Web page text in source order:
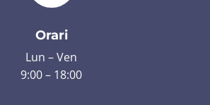
Orari
Lun – Ven
9:00 – 18:00